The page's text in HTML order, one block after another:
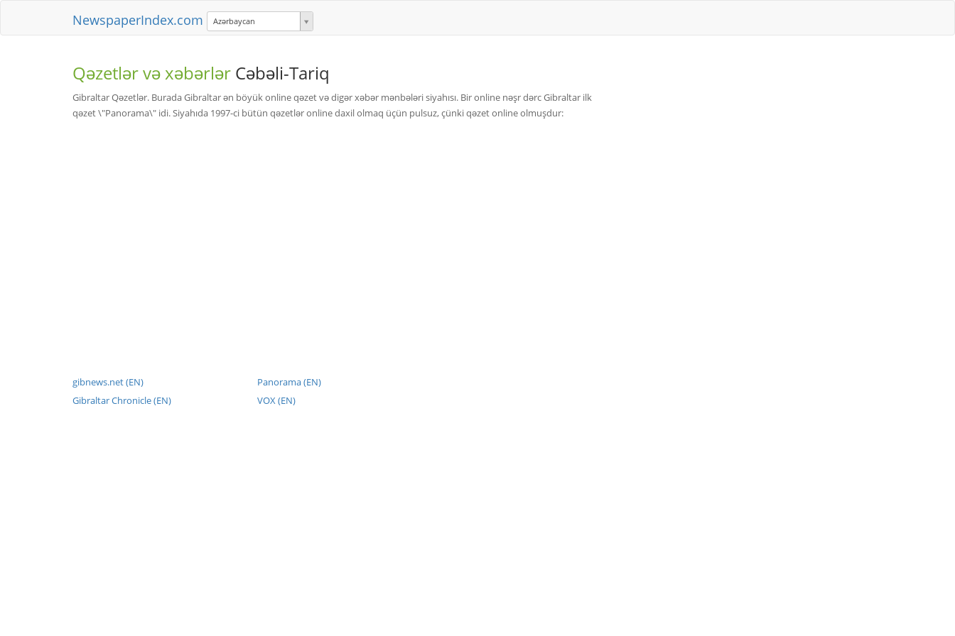
NewspaperIndex.com Azərbaycan
Qəzetlər və xəbərlər Cəbəli-Tariq
Gibraltar Qəzetlər. Burada Gibraltar ən böyük online qəzet və digər xəbər mənbələri siyahısı. Bir online nəşr dərc Gibraltar ilk
qəzet \"Panorama\" idi. Siyahıda 1997-ci bütün qəzetlər online daxil olmaq üçün pulsuz, çünki qəzet online olmuşdur:
gibnews.net (EN)
Gibraltar Chronicle (EN)
Panorama (EN)
VOX (EN)